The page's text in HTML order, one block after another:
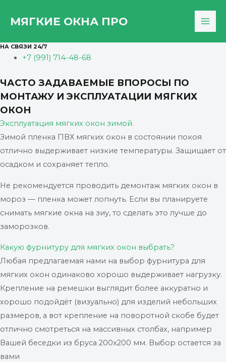
МЯГКИЕ ОКНА ПРО
НА СВЯЗИ 24/7
+7 (991) 714-48-68
ЧАСТО ЗАДАВАЕМЫЕ ВПОРОСЫ ПО
МОНТАЖУ И ЭКСПЛУАТАЦИИ МЯГКИХ
ОКОН
Эксплуатация мягких окон зимой.
Зимой пленка ПВХ мягких окон в состоянии покоя
отлично выдерживает низкие температуры. Защищает от
осадком и сохраняет тепло.
Не рекомендуется проводить демонтаж мягких окон в
мороз — пленка может лопнуть. Если вы планируете
снимать мягкие окна на зиу, то сделать это лучше до
заморозков.
Какую фурнитуру для мягких окон выбрать?
Любая предлагаемая нами на выбор фурнитура для
мягких окон одинаково хорошо выдерживает нагрузку.
Крепление на ремешки выглядит более аккуратно и
хорошо подойдёт (визуально) для изделий небольших
размеров, а вот крепление на поворотной скобе будет
отлично смотреться на массивных столбах, например
Вашей беседки из бруса 200х200 мм. Выбор остается за
вами